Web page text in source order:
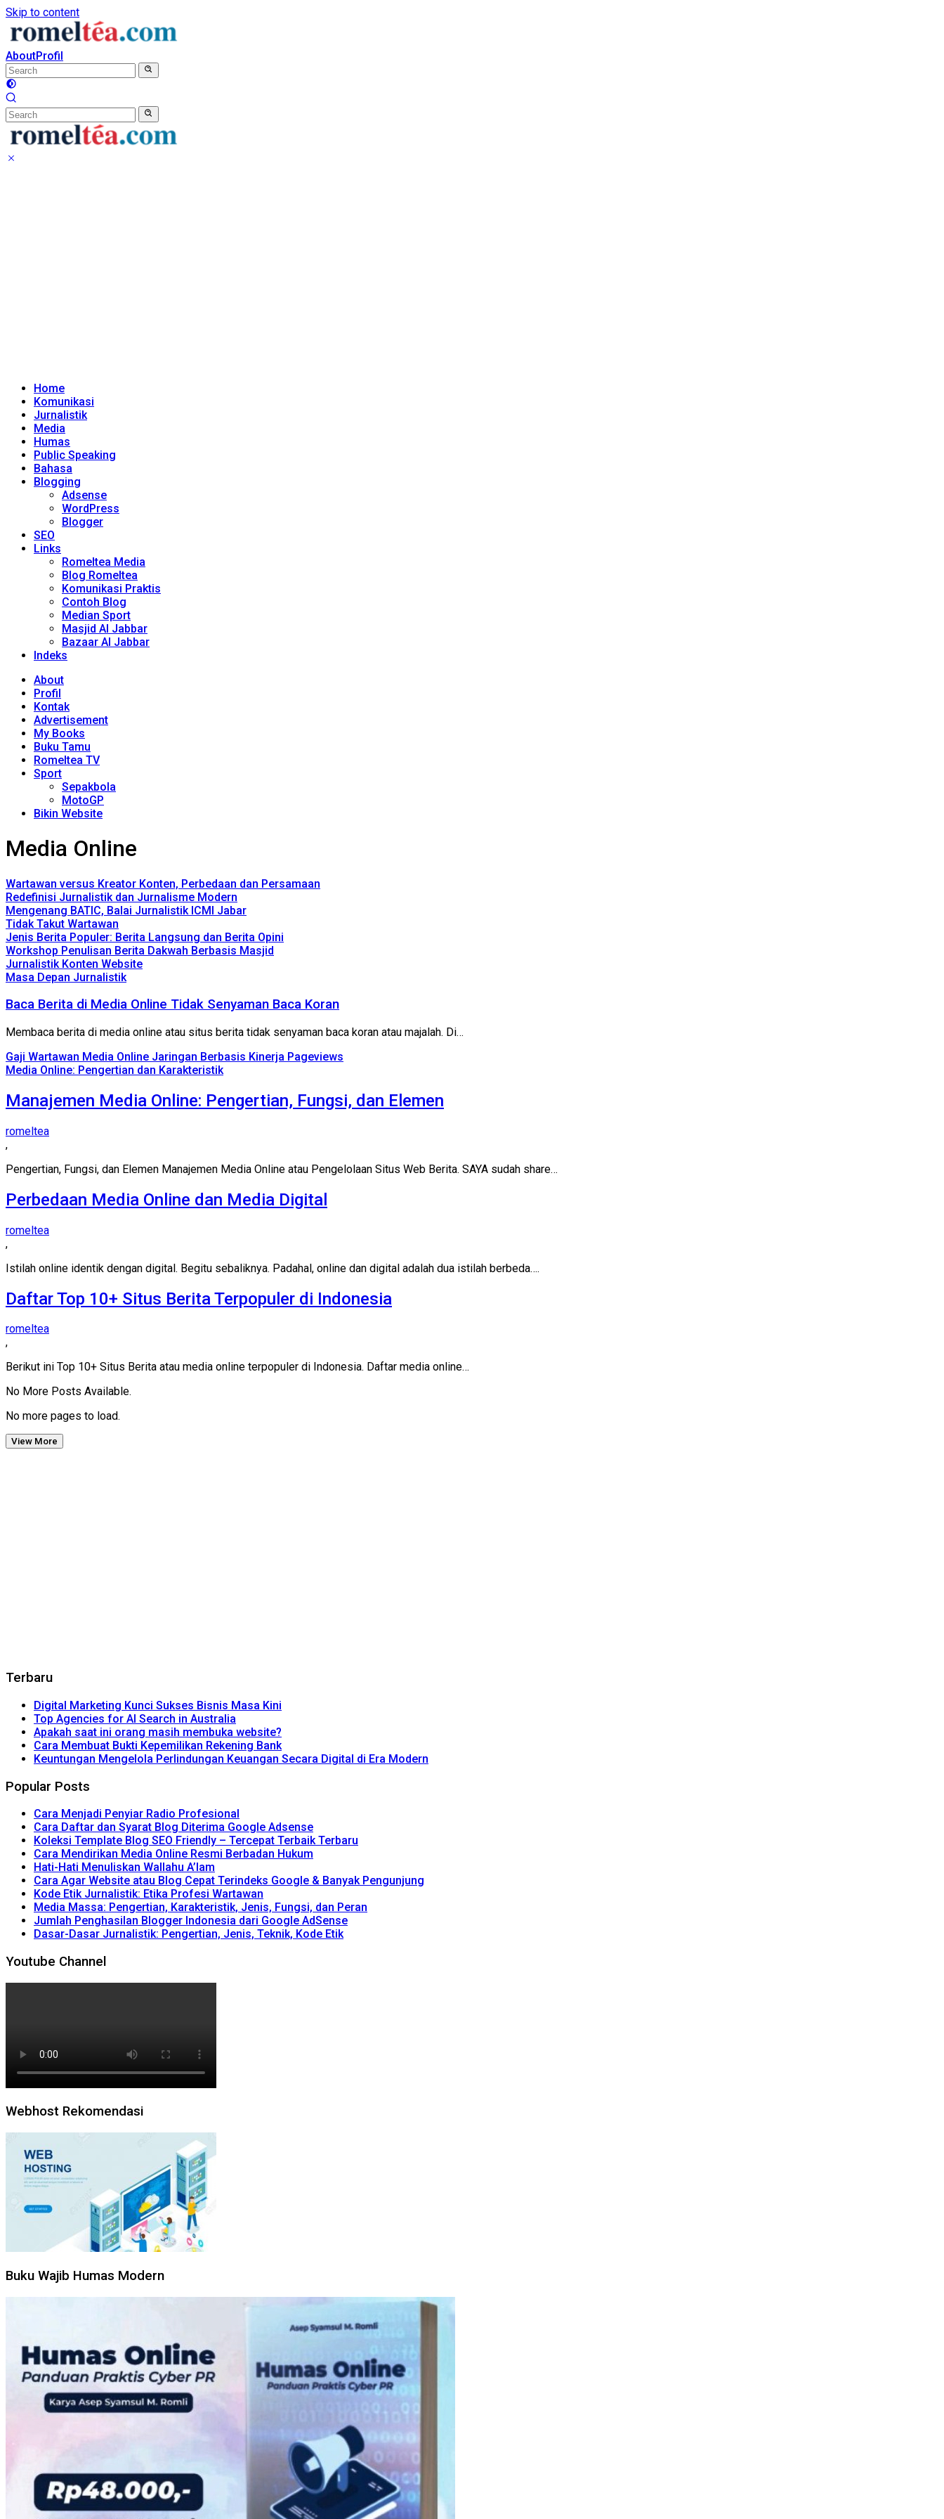
Skip to content
AboutProfil
Home
Komunikasi
Jurnalistik
Media
Humas
Public Speaking
Bahasa
Blogging
Adsense
WordPress
Blogger
SEO
Links
Romeltea Media
Blog Romeltea
Komunikasi Praktis
Contoh Blog
Median Sport
Masjid Al Jabbar
Bazaar Al Jabbar
Indeks
About
Profil
Kontak
Advertisement
My Books
Buku Tamu
Romeltea TV
Sport
Sepakbola
MotoGP
Bikin Website
Media Online
Wartawan versus Kreator Konten, Perbedaan dan Persamaan
Redefinisi Jurnalistik dan Jurnalisme Modern
Mengenang BATIC, Balai Jurnalistik ICMI Jabar
Tidak Takut Wartawan
Jenis Berita Populer: Berita Langsung dan Berita Opini
Workshop Penulisan Berita Dakwah Berbasis Masjid
Jurnalistik Konten Website
Masa Depan Jurnalistik
Baca Berita di Media Online Tidak Senyaman Baca Koran
Membaca berita di media online atau situs berita tidak senyaman baca koran atau majalah. Di…
Gaji Wartawan Media Online Jaringan Berbasis Kinerja Pageviews
Media Online: Pengertian dan Karakteristik
Manajemen Media Online: Pengertian, Fungsi, dan Elemen
romeltea
,
Pengertian, Fungsi, dan Elemen Manajemen Media Online atau Pengelolaan Situs Web Berita. SAYA sudah share…
Perbedaan Media Online dan Media Digital
romeltea
,
Istilah online identik dengan digital. Begitu sebaliknya. Padahal, online dan digital adalah dua istilah berbeda….
Daftar Top 10+ Situs Berita Terpopuler di Indonesia
romeltea
,
Berikut ini Top 10+ Situs Berita atau media online terpopuler di Indonesia. Daftar media online…
No More Posts Available.
No more pages to load.
View More
Terbaru
Digital Marketing Kunci Sukses Bisnis Masa Kini
Top Agencies for AI Search in Australia
Apakah saat ini orang masih membuka website?
Cara Membuat Bukti Kepemilikan Rekening Bank
Keuntungan Mengelola Perlindungan Keuangan Secara Digital di Era Modern
Popular Posts
Cara Menjadi Penyiar Radio Profesional
Cara Daftar dan Syarat Blog Diterima Google Adsense
Koleksi Template Blog SEO Friendly – Tercepat Terbaik Terbaru
Cara Mendirikan Media Online Resmi Berbadan Hukum
Hati-Hati Menuliskan Wallahu A’lam
Cara Agar Website atau Blog Cepat Terindeks Google & Banyak Pengunjung
Kode Etik Jurnalistik: Etika Profesi Wartawan
Media Massa: Pengertian, Karakteristik, Jenis, Fungsi, dan Peran
Jumlah Penghasilan Blogger Indonesia dari Google AdSense
Dasar-Dasar Jurnalistik: Pengertian, Jenis, Teknik, Kode Etik
Youtube Channel
Webhost Rekomendasi
Buku Wajib Humas Modern